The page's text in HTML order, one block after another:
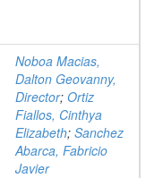
Noboa Macias,
Dalton Geovanny,
Director; Ortiz
Fiallos, Cinthya
Elizabeth; Sanchez
Abarca, Fabricio
Javier